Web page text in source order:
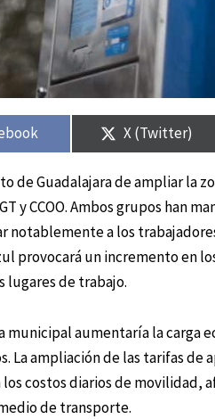
Compartir
en
X (Twitter)
de Guadalajara de ampliar la
y CCOO. Ambos grupos han
a los
provocará un incremento en
lugares de trabajo.
municipal aumentaría la carga
ampliación de las tarifas de
costos diarios de movilidad,
de transporte.
Compartir
en